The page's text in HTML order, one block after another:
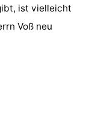
ist vielleicht
Voß neu